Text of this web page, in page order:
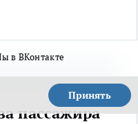
в ВКонтакте
Принять
пассажира